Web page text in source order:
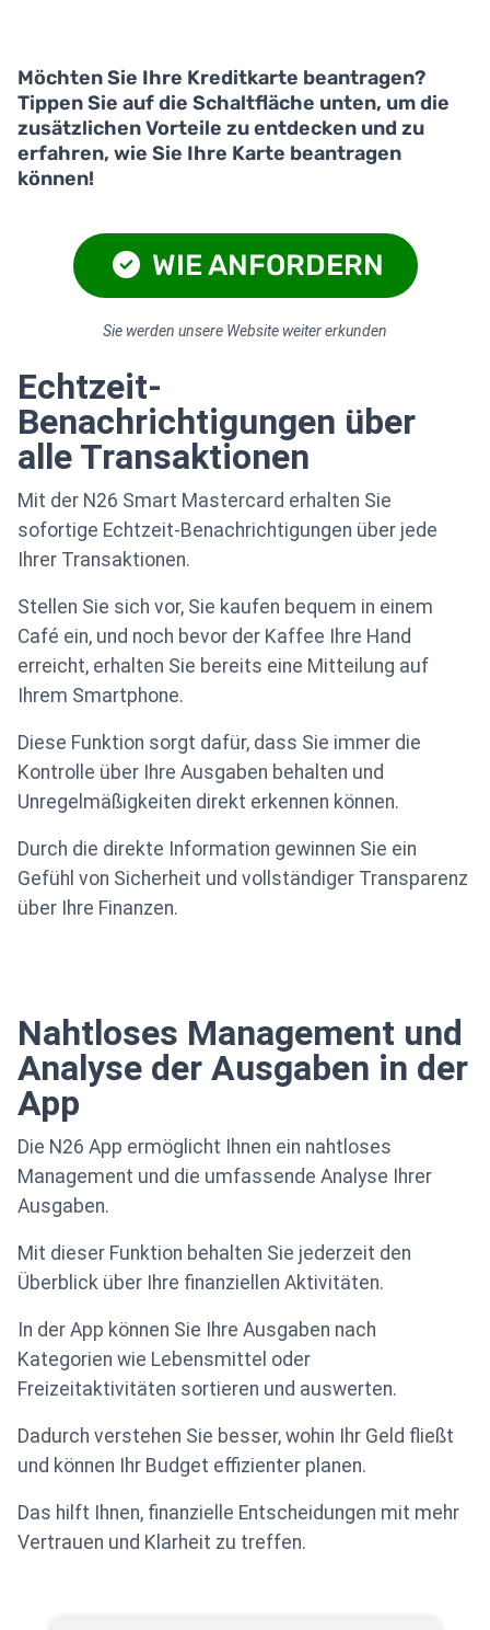
Möchten Sie Ihre Kreditkarte beantragen?
Tippen Sie auf die Schaltfläche unten, um die
zusätzlichen Vorteile zu entdecken und zu
erfahren, wie Sie Ihre Karte beantragen
können!
WIE ANFORDERN
Sie werden unsere Website weiter erkunden
Echtzeit-
Benachrichtigungen über
alle Transaktionen
Mit der N26 Smart Mastercard erhalten Sie
sofortige Echtzeit-Benachrichtigungen über jede
Ihrer Transaktionen.
Stellen Sie sich vor, Sie kaufen bequem in einem
Café ein, und noch bevor der Kaffee Ihre Hand
erreicht, erhalten Sie bereits eine Mitteilung auf
Ihrem Smartphone.
Diese Funktion sorgt dafür, dass Sie immer die
Kontrolle über Ihre Ausgaben behalten und
Unregelmäßigkeiten direkt erkennen können.
Durch die direkte Information gewinnen Sie ein
Gefühl von Sicherheit und vollständiger Transparenz
über Ihre Finanzen.
Nahtloses Management und
Analyse der Ausgaben in der
App
Die N26 App ermöglicht Ihnen ein nahtloses
Management und die umfassende Analyse Ihrer
Ausgaben.
Mit dieser Funktion behalten Sie jederzeit den
Überblick über Ihre finanziellen Aktivitäten.
In der App können Sie Ihre Ausgaben nach
Kategorien wie Lebensmittel oder
Freizeitaktivitäten sortieren und auswerten.
Dadurch verstehen Sie besser, wohin Ihr Geld fließt
und können Ihr Budget effizienter planen.
Das hilft Ihnen, finanzielle Entscheidungen mit mehr
Vertrauen und Klarheit zu treffen.